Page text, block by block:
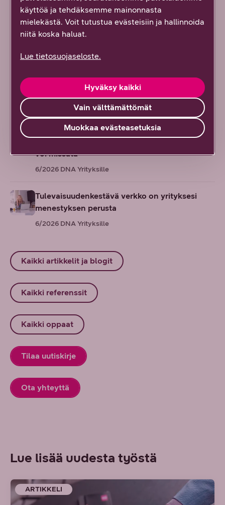
Suomesta seuraava tekoälyn edelläkävijä? AI
Finlandin johtajan eväät globaaliin kasvuun
6/2026 DNA Yrityksille
Sinustako promptauksen kuningas tai
kuningatar? Vinkit tekoälyn tehokkaaseen
DNA Yrityksille
Kyberrikoksia, uusia näkökulmia ja
voi missata
6/2026 DNA Yrityksille
Tulevaisuudenkestävä verkko on yrityksesi
menestyksen perusta
6/2026 DNA Yrityksille
Kaikki artikkelit ja blogit
Kaikki referenssit
Kaikki oppaat
Tilaa uutiskirje
Ota yhteyttä
Lue lisää uudesta työstä
ARTIKKELI
käyttöä ja tehdäksemme mainonnasta
mielekästä. Voit tutustua evästeisiin ja hallinnoida
niitä koska haluat.
Lue tietosuojaseloste.
Vain välttämättömät
Hyväksy kaikki
Muokkaa evästeasetuksia